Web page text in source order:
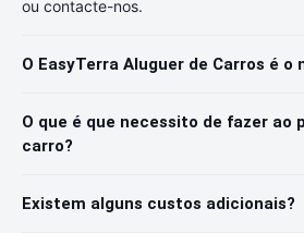
ou contacte-nos.
O EasyTerra Aluguer de Carros é o
O que é que necessito de fazer ao
carro?
Existem alguns custos adicionais?